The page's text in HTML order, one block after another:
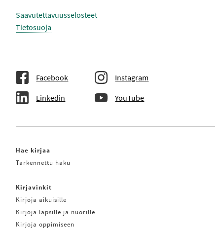
Saavutettavuusselosteet
Tietosuoja
Facebook Instagram
Linkedin YouTube
Hae kirjaa
Tarkennettu haku
Kirjavinkit
Kirjoja aikuisille
Kirjoja lapsille ja nuorille
Kirjoja oppimiseen